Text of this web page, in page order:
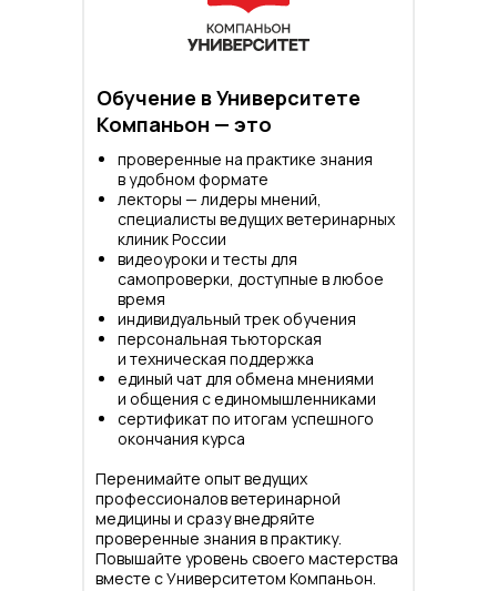
Обучение в Университете
Компаньон — это
проверенные на практике знания
в удобном формате
лекторы — лидеры мнений,
специалисты ведущих ветеринарных
клиник России
видеоуроки и тесты для
самопроверки, доступные в любое
время
индивидуальный трек обучения
персональная тьюторская
и техническая поддержка
единый чат для обмена мнениями
и общения с единомышленниками
сертификат по итогам успешного
окончания курса
Перенимайте опыт ведущих
профессионалов ветеринарной
медицины и сразу внедряйте
проверенные знания в практику.
Повышайте уровень своего мастерства
вместе с Университетом Компаньон.